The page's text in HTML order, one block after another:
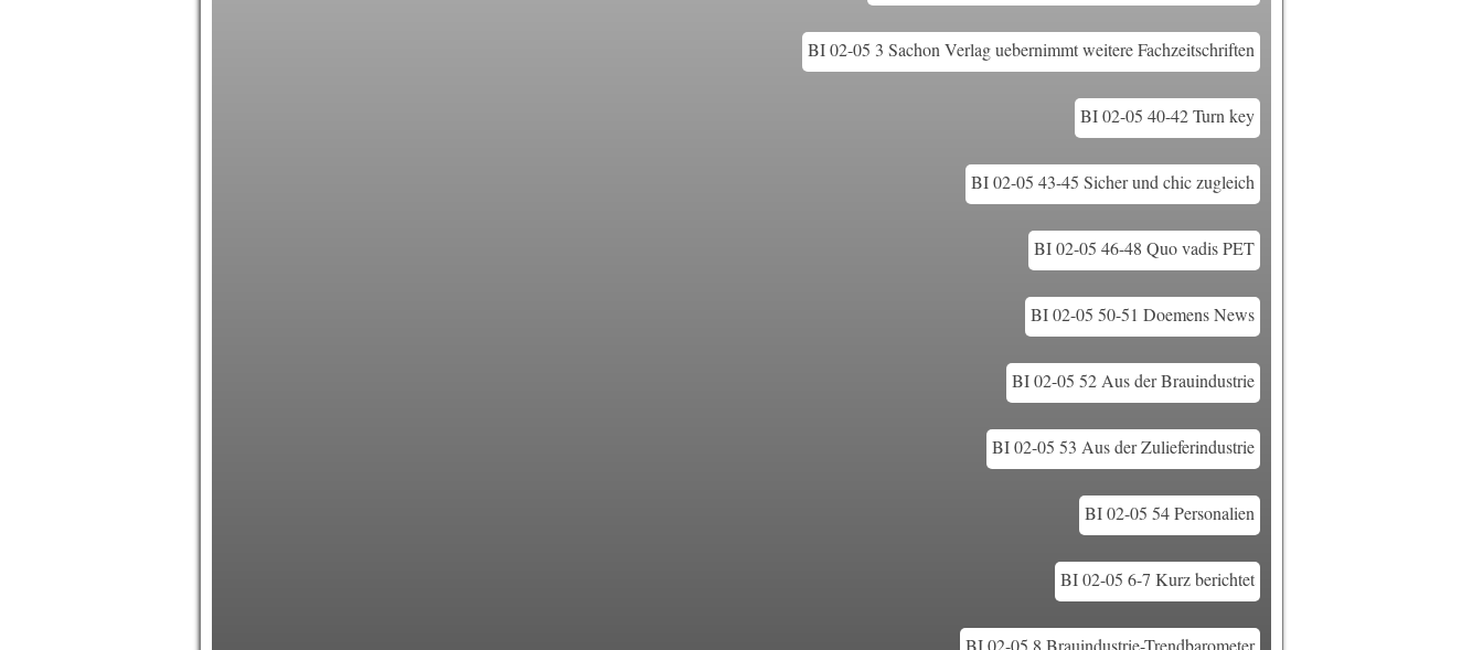
BI 02-05 3 Sachon Verlag uebernimmt weitere Fachzeitschriften
BI 02-05 40-42 Turn key
BI 02-05 43-45 Sicher und chic zugleich
BI 02-05 46-48 Quo vadis PET
BI 02-05 50-51 Doemens News
BI 02-05 52 Aus der Brauindustrie
BI 02-05 53 Aus der Zulieferindustrie
BI 02-05 54 Personalien
BI 02-05 6-7 Kurz berichtet
BI 02-05 8 Brauindustrie-Trendbarometer